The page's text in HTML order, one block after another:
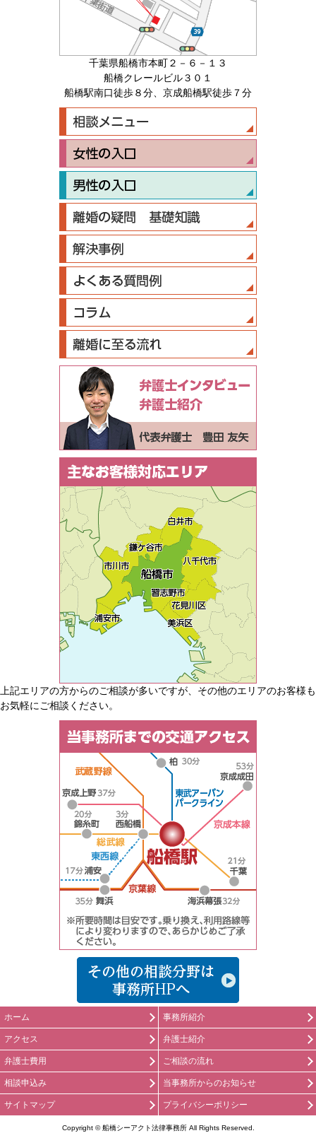
千葉県船橋市本町２－６－１３
船橋クレールビル３０１
船橋駅南口徒歩８分、京成船橋駅徒歩７分
上記エリアの方からのご相談が多いですが、その他のエリアのお客様も
お気軽にご相談ください。
ホーム 事務所紹介
アクセス 弁護士紹介
弁護士費用 ご相談の流れ
相談申込み 当事務所からのお知らせ
サイトマップ プライバシーポリシー
Copyright © 船橋シーアクト法律事務所 All Rights Reserved.